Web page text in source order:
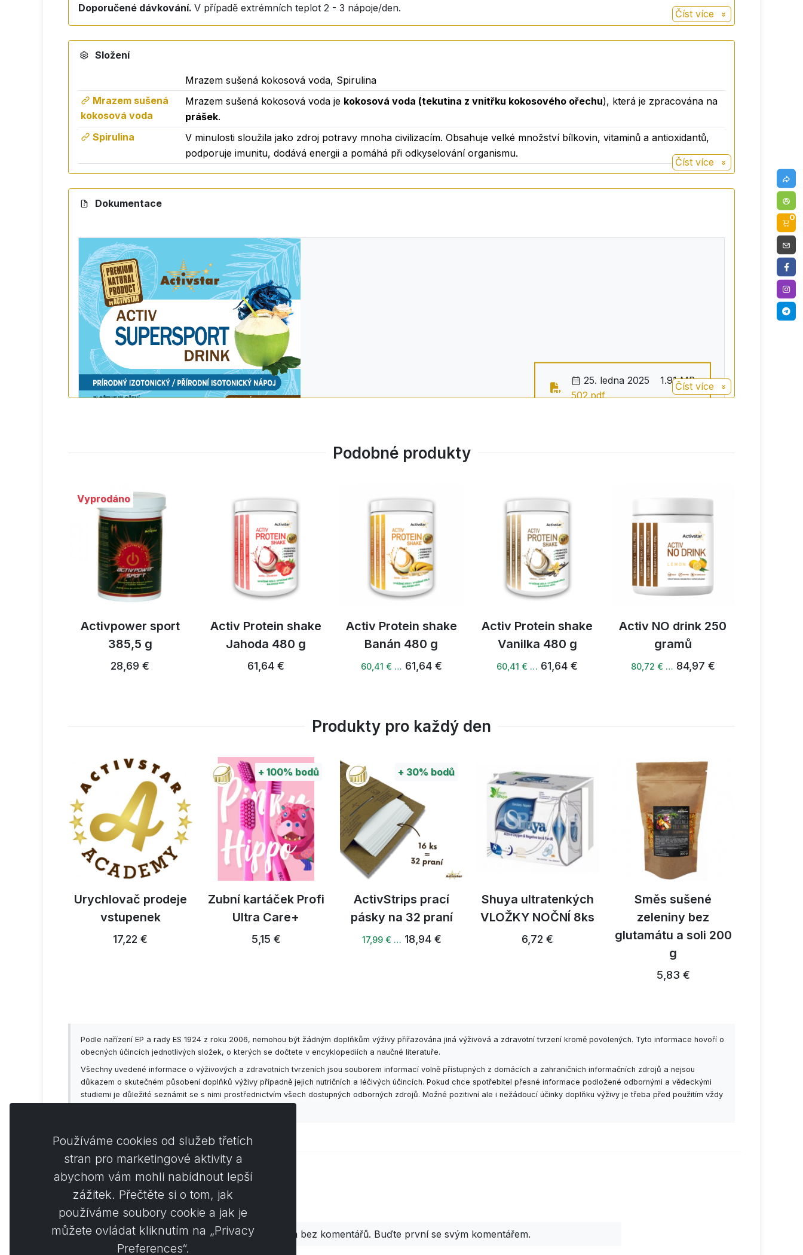
Doporučené dávkování. V případě extrémních teplot 2 - 3 nápoje/den. Číst více
Složení
Mrazem sušená kokosová voda, Spirulina
Mrazem sušená
kokosová voda
Mrazem sušená kokosová voda je kokosová voda (tekutina z vnitřku kokosového ořechu), která je zpracována na
prášek.
Spirulina
V minulosti sloužila jako zdroj potravy mnoha civilizacím. Obsahuje velké množství bílkovin, vitaminů a antioxidantů,
podporuje imunitu, dodává energii a pomáhá při odkyselování organismu.
Číst více
Dokumentace
25. ledna 2025
1.91 MB
502.pdf
Číst více
Podobné produkty
Vyprodáno
Activpower sport
385,5 g
28,69 €
Activ Protein shake
Jahoda 480 g
61,64 €
Activ Protein shake
Banán 480 g
60,41 € … 61,64 €
Activ Protein shake
Vanilka 480 g
60,41 € … 61,64 €
Activ NO drink 250
gramů
80,72 € … 84,97 €
Produkty pro každý den
Urychlovač prodeje
vstupenek
17,22 €
+ 100%bodů
Zubní kartáček Profi
Ultra Care+
5,15 €
+ 30% bodů
ActivStrips prací
pásky na 32 praní
17,99 € … 18,94 €
Shuya ultratenkých
VLOŽKY NOČNÍ 8ks
6,72 €
Směs sušené
zeleniny bez
glutamátu a soli 200
g
5,83 €
Podle nařízení EP a rady ES 1924 z roku 2006, nemohou být žádným doplňkům výživy přiřazována jiná výživová a zdravotní tvrzení kromě povolených. Tyto informace hovoří o
obecných účincích jednotlivých složek, o kterých se dočtete v encyklopediích a naučné literatuře.
Všechny uvedené informace o výživových a zdravotních tvrzeních jsou souborem informací volně přístupných z domácích a zahraničních informačních zdrojů a nejsou
důkazem o skutečném působení doplňků výživy případně jejich nutričních a léčivých účincích. Pokud chce spotřebitel přesné informace podložené odbornými a vědeckými
studiemi je důležité seznámit se s nimi prostřednictvím všech dostupných odborných zdrojů. Možné pozitivní ale i nežádoucí účinky doplňku výživy je třeba před použitím vždy
0 Komentáře
Zatím bez komentářů. Buďte první se svým komentářem.
0
Používáme cookies od služeb třetích
stran pro marketingové aktivity a
abychom vám mohli nabídnout lepší
zážitek. Přečtěte si o tom, jak
používáme soubory cookie a jak je
můžete ovládat kliknutím na „Privacy
Preferences“.